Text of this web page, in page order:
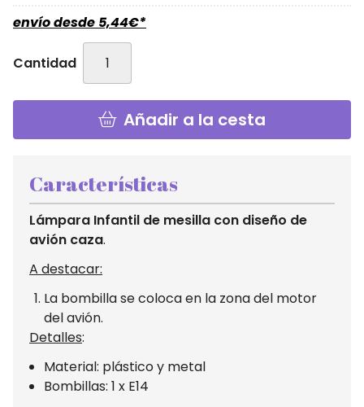
envío desde 5,44€*
Cantidad
Añadir a la cesta
Características
Lámpara Infantil de mesilla con diseño de
avión caza.
A destacar:
La bombilla se coloca en la zona del motor
del avión.
Detalles:
Material: plástico y metal
Bombillas: 1 x E14